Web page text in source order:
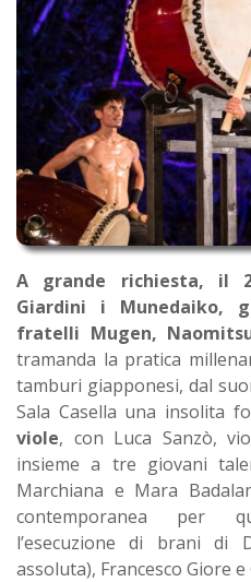
A grande richiesta, il
Giardini i Munedaiko,
fratelli Mugen,
tramanda la pratica
tamburi giapponesi, dal
Sala Casella una insolita
viole, con Luca Sanzò,
insieme a tre giovani
Marchiana e Mara
contemporanea per
l’esecuzione di brani di
assoluta), Francesco Giore